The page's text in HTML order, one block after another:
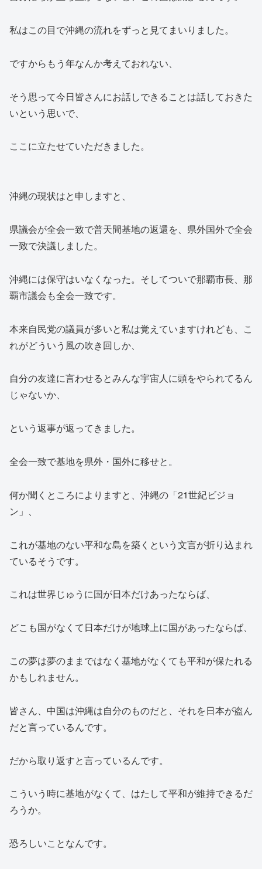
私はこの目で沖縄の流れをずっと見てまいりました。
ですからもう年なんか考えておれない、
そう思って今日皆さんにお話しできることは話しておきた
いという思いで、
ここに立たせていただきました。
沖縄の現状はと申しますと、
県議会が全会一致で普天間基地の返還を、県外国外で全会
一致で決議しました。
沖縄には保守はいなくなった。そしてついで那覇市長、那
覇市議会も全会一致です。
本来自民党の議員が多いと私は覚えていますけれども、こ
れがどういう風の吹き回しか、
自分の友達に言わせるとみんな宇宙人に頭をやられてるん
じゃないか、
という返事が返ってきました。
全会一致で基地を県外・国外に移せと。
何か聞くところによりますと、沖縄の「21世紀ビジョ
ン」、
これが基地のない平和な島を築くという文言が折り込まれ
ているそうです。
これは世界じゅうに国が日本だけあったならば、
どこも国がなくて日本だけが地球上に国があったならば、
この夢は夢のままではなく基地がなくても平和が保たれる
かもしれません。
皆さん、中国は沖縄は自分のものだと、それを日本が盗ん
だと言っているんです。
だから取り返すと言っているんです。
こういう時に基地がなくて、はたして平和が維持できるだ
ろうか。
恐ろしいことなんです。